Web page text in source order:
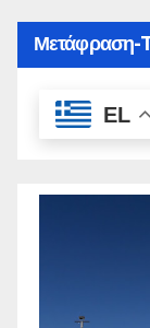
Μετάφραση-
EL